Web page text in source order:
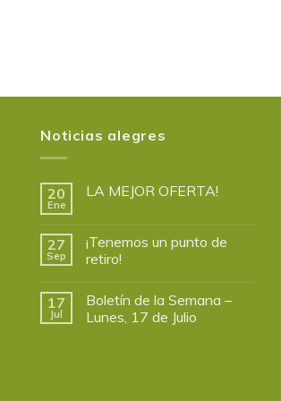
Noticias alegres
20
Ene
LA MEJOR OFERTA!
27
Sep
¡Tenemos un punto de
retiro!
17
Jul
Boletín de la Semana –
Lunes, 17 de Julio